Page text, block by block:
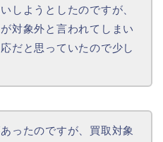
しようとしたのですが、
対象外と言われてしまい
だと思っていたので少し
ったのですが、買取対象